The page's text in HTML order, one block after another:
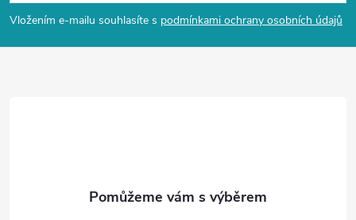
pVložením e-mailu souhlasíte s podmínkami ochrany osobních údajů